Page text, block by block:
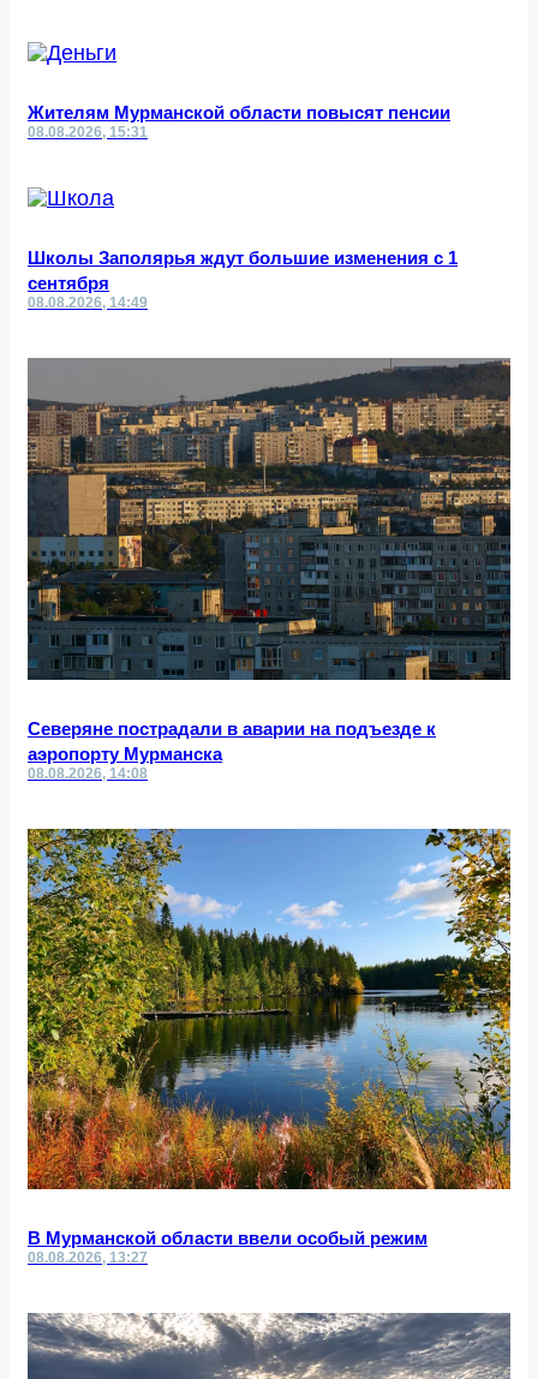
Жителям Мурманской области повысят пенсии
08.08.2026, 15:31
Школы Заполярья ждут большие изменения с 1
сентября
08.08.2026, 14:49
Северяне пострадали в аварии на подъезде к
аэропорту Мурманска
08.08.2026, 14:08
В Мурманской области ввели особый режим
08.08.2026, 13:27